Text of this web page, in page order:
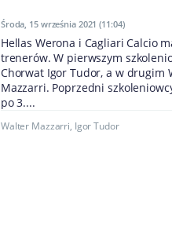
Środa, 15 września 2021 (11:04)
Hellas Werona i Cagliari Calcio
trenerów. W pierwszym
Chorwat Igor Tudor, a w drugim
Mazzarri. Poprzedni
po 3....
Walter Mazzarri, Igor Tudor